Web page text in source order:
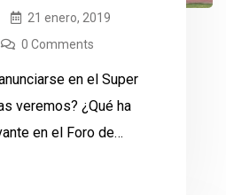
21 enero, 2019
0 Comments
en el Super
veremos? ¿Qué ha
en el Foro de
inicio de la semana. 1.